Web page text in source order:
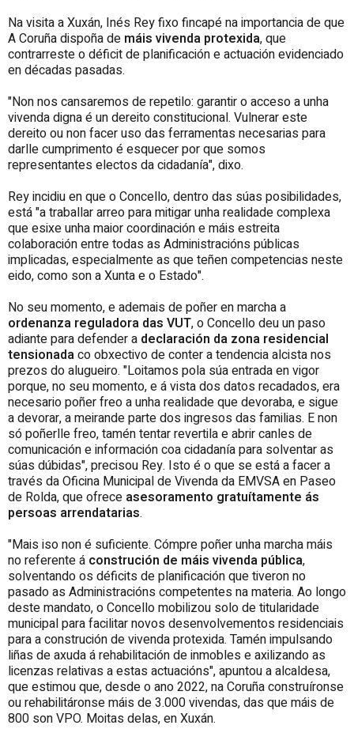
Na visita a Xuxán, Inés Rey fixo fincapé na importancia de que
A Coruña dispoña de máis vivenda protexida, que
contrarreste o déficit de planificación e actuación evidenciado
en décadas pasadas.
"Non nos cansaremos de repetilo: garantir o acceso a unha
vivenda digna é un dereito constitucional. Vulnerar este
dereito ou non facer uso das ferramentas necesarias para
darlle cumprimento é esquecer por que somos
representantes electos da cidadanía", dixo.
Rey incidiu en que o Concello, dentro das súas posibilidades,
está "a traballar arreo para mitigar unha realidade complexa
que esixe unha maior coordinación e máis estreita
colaboración entre todas as Administracións públicas
implicadas, especialmente as que teñen competencias neste
eido, como son a Xunta e o Estado".
No seu momento, e ademais de poñer en marcha a
ordenanza reguladora das VUT, o Concello deu un paso
adiante para defender a declaración da zona residencial
tensionadaco obxectivo de conter a tendencia alcista nos
prezos do alugueiro. "Loitamos pola súa entrada en vigor
porque, no seu momento, e á vista dos datos recadados, era
necesario poñer freo a unha realidade que devoraba, e sigue
a devorar, a meirande parte dos ingresos das familias. E non
só poñerlle freo, tamén tentar revertila e abrir canles de
comunicación e información coa cidadanía para solventar as
súas dúbidas", precisou Rey. Isto é o que se está a facer a
través da Oficina Municipal de Vivenda da EMVSA en Paseo
de Rolda, que ofrece asesoramento gratuítamente ás
persoas arrendatarias.
"Mais iso non é suficiente. Cómpre poñer unha marcha máis
no referente á construción de máis vivenda pública,
solventando os déficits de planificación que tiveron no
pasado as Administracións competentes na materia. Ao longo
deste mandato, o Concello mobilizou solo de titularidade
municipal para facilitar novos desenvolvementos residenciais
para a construción de vivenda protexida. Tamén impulsando
liñas de axuda á rehabilitación de inmobles e axilizando as
licenzas relativas a estas actuacións", apuntou a alcaldesa,
que estimou que, desde o ano 2022, na Coruña construíronse
ou rehabilitáronse máis de 3.000 vivendas, das que máis de
800 son VPO. Moitas delas, en Xuxán.